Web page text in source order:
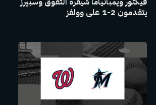
يتقدمون 2-1 على وولفز